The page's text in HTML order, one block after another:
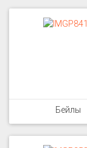
Бейлы